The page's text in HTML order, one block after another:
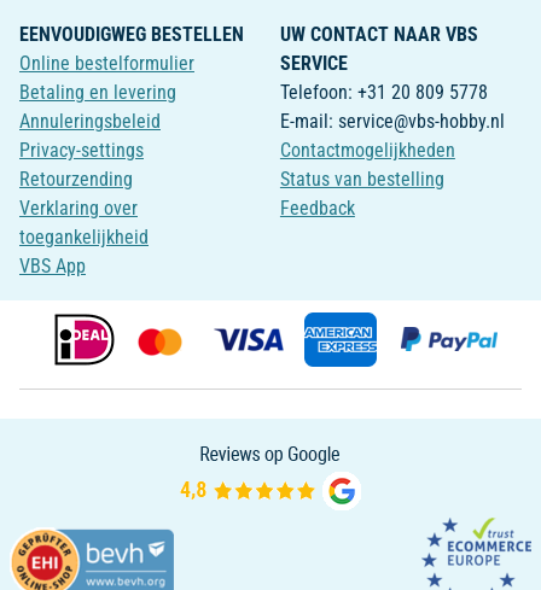
EENVOUDIGWEG BESTELLEN
Online bestelformulier
Betaling en levering
Annuleringsbeleid
Privacy-settings
Retourzending
Verklaring over
toegankelijkheid
VBS App
UW CONTACT NAAR VBS
SERVICE
Telefoon: +31 20 809 5778
E-mail: service@vbs-hobby.nl
Contactmogelijkheden
Status van bestelling
Feedback